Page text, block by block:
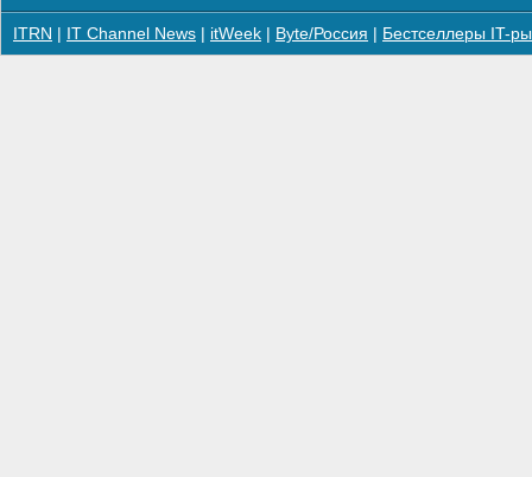
ITRN IT Channel News itWeek Byte/Россия Бестселлеры IT-